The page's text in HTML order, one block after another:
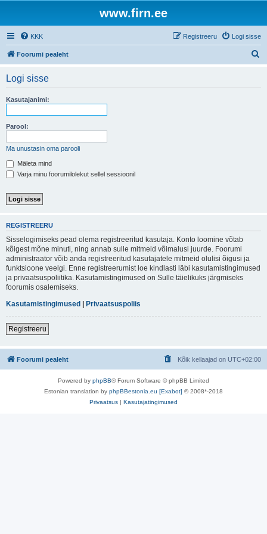
www.firn.ee
KKK Logi sisse
Registreeru
Foorumi pealeht
Logi sisse
Kasutajanimi:
Parool:
Ma unustasin oma parooli
Mäleta mind
Varja minu foorumilolekut sellel sessioonil
REGISTREERU
Sisselogimiseks pead olema registreeritud kasutaja. Konto loomine võtab
kõigest mõne minuti, ning annab sulle mitmeid võimalusi juurde. Foorumi
administraator võib anda registreeritud kasutajatele mitmeid olulisi õigusi ja
funktsioone veelgi. Enne registreerumist loe kindlasti läbi kasutamistingimused
ja privaatsuspoliitika. Kasutamistingimused on Sulle täielikuks järgmiseks
foorumis osalemiseks.
Kasutamistingimused | Privaatsuspoliis
Registreeru
Foorumi pealeht Kõik kellaajad on UTC+02:00
Powered by phpBB® Forum Software © phpBB Limited
Estonian translation by phpBBestonia.eu [Exabot] © 2008*-2018
Privaatsus | Kasutajatingimused